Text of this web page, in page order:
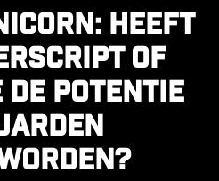
heeft
of
de potentie